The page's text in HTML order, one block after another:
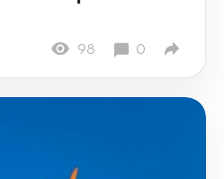
98 0